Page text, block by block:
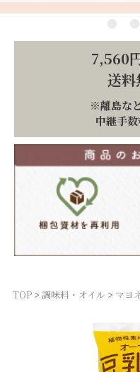
7,560
送料
※離島な
中継手数
TOP 調味料・オイル マヨ